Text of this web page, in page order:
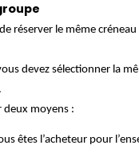
réserver le même
devez sélectionner la
deux moyens :
êtes l’acheteur pour